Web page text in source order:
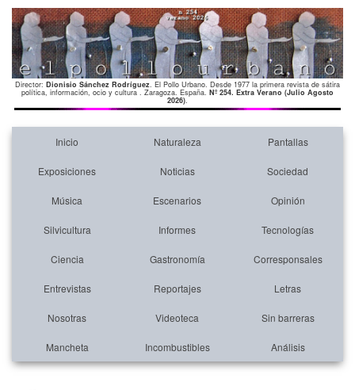
Director: Dionisio Sánchez Rodríguez. El Pollo Urbano. Desde 1977 la primera revista de sátira
política, información, ocio y cultura . Zaragoza. España. Nº 254. Extra Verano (Julio Agosto
2026).
Inicio Naturaleza Pantallas
Exposiciones Noticias Sociedad
Música Escenarios Opinión
Silvicultura Informes Tecnologías
Ciencia Gastronomía Corresponsales
Entrevistas Reportajes Letras
Nosotras Videoteca Sin barreras
Mancheta Incombustibles Análisis